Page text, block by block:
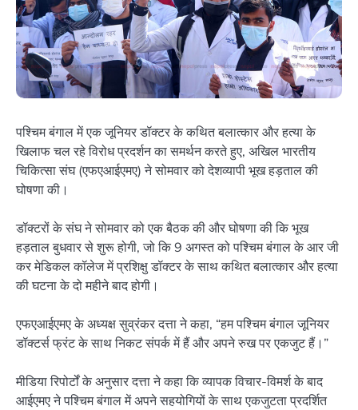
पश्चिम बंगाल में एक जूनियर डॉक्टर के कथित बलात्कार और हत्या के
खिलाफ चल रहे विरोध प्रदर्शन का समर्थन करते हुए, अखिल भारतीय
चिकित्सा संघ (एफएआईएमए) ने सोमवार को देशव्यापी भूख हड़ताल की
घोषणा की।
डॉक्टरों के संघ ने सोमवार को एक बैठक की और घोषणा की कि भूख
हड़ताल बुधवार से शुरू होगी, जो कि 9 अगस्त को पश्चिम बंगाल के आर जी
कर मेडिकल कॉलेज में प्रशिक्षु डॉक्टर के साथ कथित बलात्कार और हत्या
की घटना के दो महीने बाद होगी।
एफएआईएमए के अध्यक्ष सुव्रंकर दत्ता ने कहा, “हम पश्चिम बंगाल जूनियर
डॉक्टर्स फ्रंट के साथ निकट संपर्क में हैं और अपने रुख पर एकजुट हैं।”
मीडिया रिपोर्टों के अनुसार दत्ता ने कहा कि व्यापक विचार-विमर्श के बाद
आईएमए ने पश्चिम बंगाल में अपने सहयोगियों के साथ एकजुटता प्रदर्शित